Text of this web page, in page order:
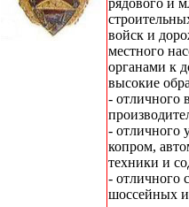
рядового и
войск и
местного
органами к
высокие
- отличного
- отличного
копром,
техники и
- отличного
шоссейных